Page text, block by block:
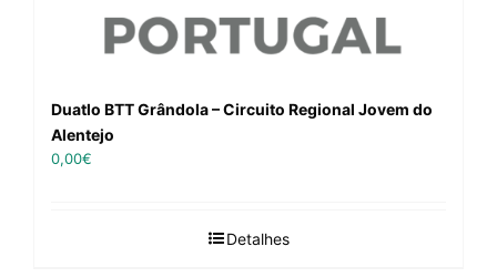
Duatlo BTT Grândola – Circuito Regional Jovem do
Alentejo
0,00€
Detalhes